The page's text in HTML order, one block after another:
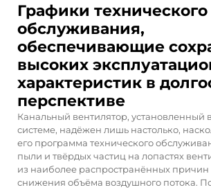
Графики технического
обслуживания,
обеспечивающие
высоких
характеристик в
перспективе
Канальный вентилятор, установленный
системе, надёжен лишь настолько,
его программа технического
пыли и твёрдых частиц на лопастях
из наиболее распространённых причин
снижения объёма воздушного потока.